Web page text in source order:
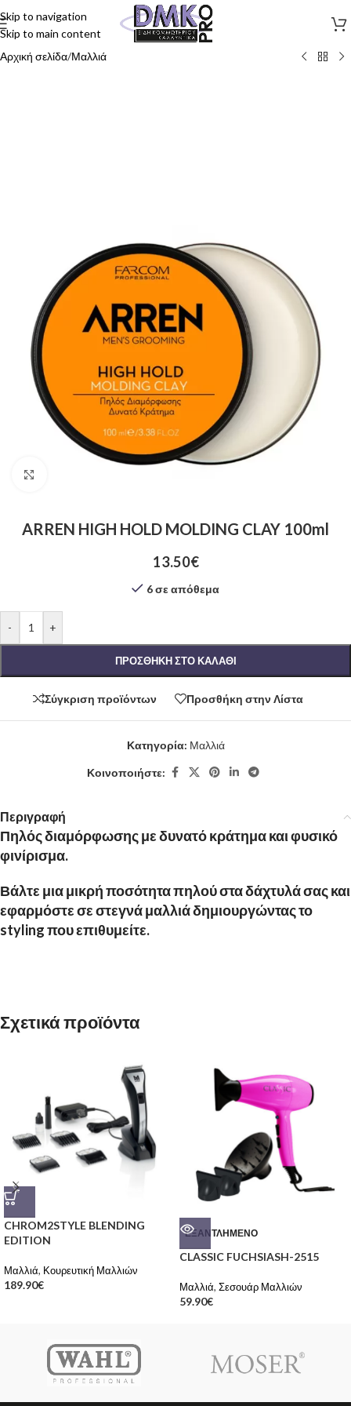
Skip to navigation
Skip to main content
Αρχική σελίδα/Μαλλιά
ARREN HIGH HOLD MOLDING CLAY 100ml
13.50€
6 σε απόθεμα
- +
ΠΡΟΣΘΉΚΗ ΣΤΟ ΚΑΛΆΘΙ
Σύγκριση προϊόντων Προσθήκη στην Λίστα
Κατηγορία: Μαλλιά
Κοινοποιήστε:
Περιγραφή
Πηλός διαμόρφωσης με δυνατό κράτημα και φυσικό
φινίρισμα.
Βάλτε μια μικρή ποσότητα πηλού στα δάχτυλά σας και
εφαρμόστε σε στεγνά μαλλιά δημιουργώντας το
styling που επιθυμείτε.
Σχετικά προϊόντα
CHROM2STYLE BLENDING
EDITION
Μαλλιά, Κουρευτική Μαλλιών
189.90€
ΕΞΑΝΤΛΗΜΈΝΟ
CLASSIC FUCHSIASH-2515
Μαλλιά, Σεσουάρ Μαλλιών
59.90€